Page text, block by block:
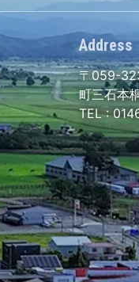
Address
〒059-
町三石本
TEL :